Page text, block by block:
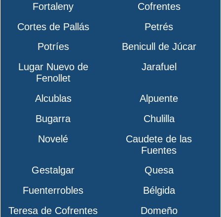
Fortaleny
Cofrentes
Cortes de Pallás
Petrés
Potríes
Benicull de Júcar
Lugar Nuevo de
Fenollet
Jarafuel
Alcublas
Alpuente
Bugarra
Chulilla
Novelé
Caudete de las
Fuentes
Gestalgar
Quesa
Fuenterrobles
Bélgida
Teresa de Cofrentes
Domeño